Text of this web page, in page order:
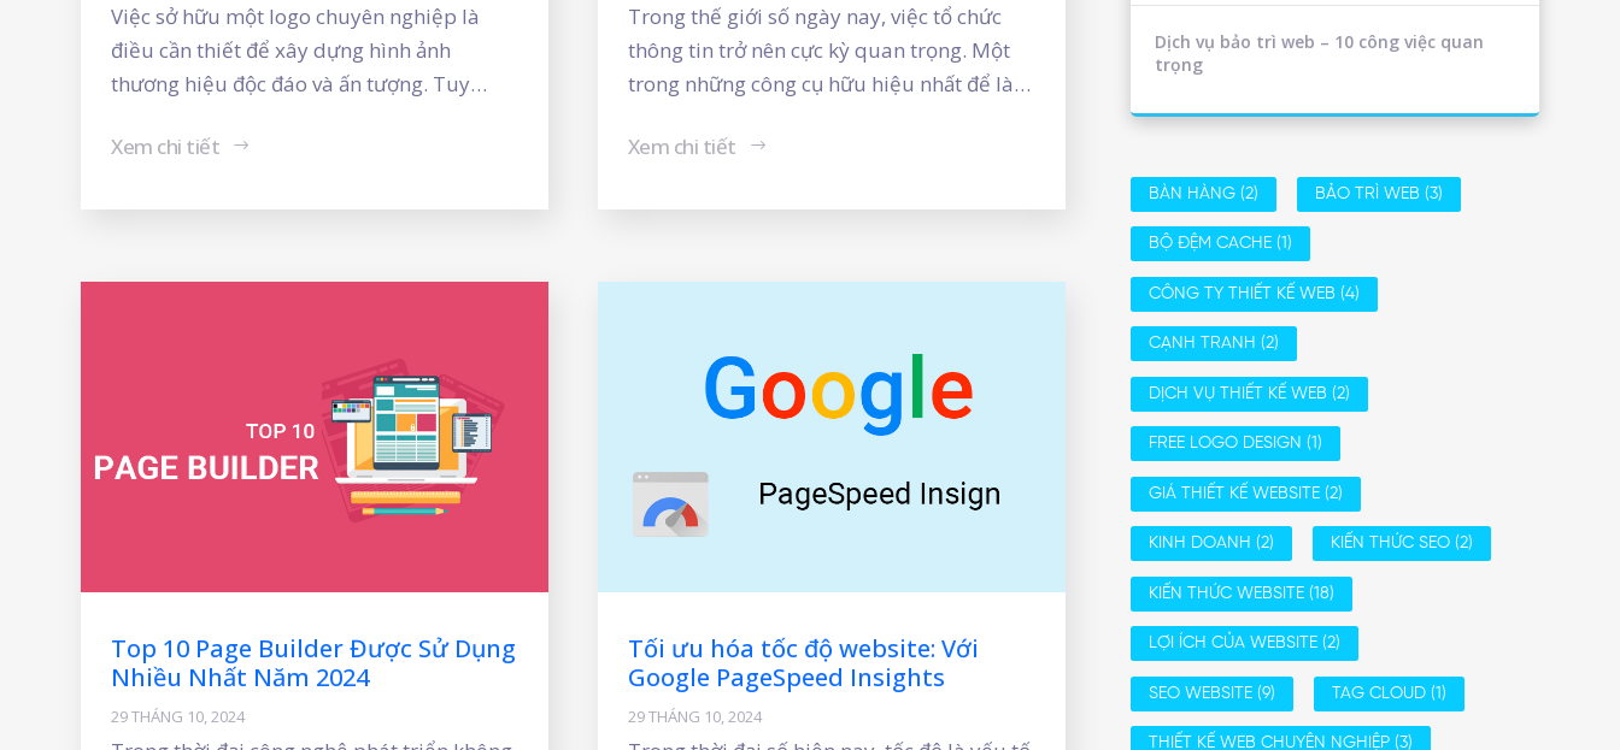
Việc sở hữu một logo chuyên nghiệp là
điều cần thiết để xây dựng hình ảnh
thương hiệu độc đáo và ấn tượng. Tuy
thuê một nhà thiết kế chuyên nghiệp. May
hiện nay có rất nhiều website
Xem chi tiết
Trong thế giới số ngày nay, việc tổ chức
thông tin trở nên cực kỳ quan trọng. Một
trong những công cụ hữu hiệu nhất để làm
trò của nó đối với website và mạng xã hội
Xem chi tiết
Top 10 Page Builder Được Sử Dụng
Nhiều Nhất Năm 2024
29 THÁNG 10, 2024
Tối ưu hóa tốc độ website: Với
Google PageSpeed Insights
29 THÁNG 10, 2024
Dịch vụ bảo trì web – 10 công việc quan
trọng
BÀN HÀNG (2) BẢO TRÌ WEB (3)
BỘ ĐỆM CACHE (1)
CÔNG TY THIẾT KẾ WEB (4)
CẠNH TRANH (2)
DỊCH VỤ THIẾT KẾ WEB (2)
FREE LOGO DESIGN (1)
GIÁ THIẾT KẾ WEBSITE (2)
KINH DOANH (2) KIẾN THỨC SEO(2)
KIẾN THỨC WEBSITE (18)
LỢI ÍCH CỦA WEBSITE (2)
SEO WEBSITE (9) TAG CLOUD(1)
THIẾT KẾ WEB CHUYÊN NGHIỆP (3)